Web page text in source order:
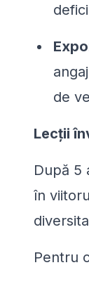
de
Lecții
După 5
în
Pentru